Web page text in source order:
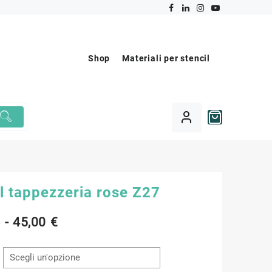
Shop Materiali per stencil
tappezzeria rose Z27
- 45,00 €Fascia
di